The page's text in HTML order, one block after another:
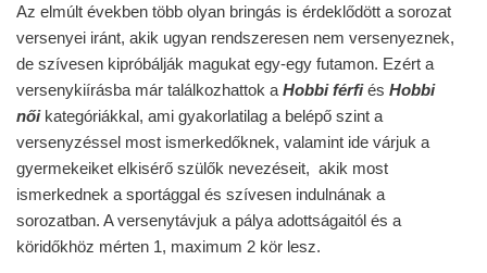
Az elmúlt években több olyan bringás is érdeklődött a sorozat
versenyei iránt, akik ugyan rendszeresen nem versenyeznek,
de szívesen kipróbálják magukat egy-egy futamon. Ezért a
versenykiírásba már találkozhattok a Hobbi férfi és Hobbi
női kategóriákkal, ami gyakorlatilag a belépő szint a
versenyzéssel most ismerkedőknek, valamint ide várjuk a
gyermekeiket elkisérő szülők nevezéseit, akik most
ismerkednek a sportággal és szívesen indulnának a
sorozatban. A versenytávjuk a pálya adottságaitól és a
köridőkhöz mérten 1, maximum 2 kör lesz.